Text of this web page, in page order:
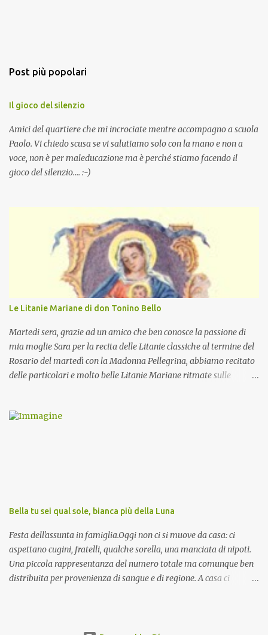
Post più popolari
Il gioco del silenzio
Amici del quartiere che mi incrociate mentre accompagno a scuola
Paolo. Vi chiedo scusa se vi salutiamo solo con la mano e non a
voce, non è per maleducazione ma è perché stiamo facendo il
gioco del silenzio.... :-)
Le Litanie Mariane di don Tonino Bello
Martedi sera, grazie ad un amico che ben conosce la passione di
mia moglie Sara per la recita delle Litanie classiche al termine del
Rosario del martedì con la Madonna Pellegrina, abbiamo recitato
delle particolari e molto belle Litanie Mariane ritmate sulle
preghiera.
Bella tu sei qual sole, bianca più della Luna
Festa dell'assunta in famiglia.Oggi non ci si muove da casa: ci
aspettano cugini, fratelli, qualche sorella, una manciata di nipoti.
Una piccola rappresentanza del numero totale ma comunque ben
distribuita per provenienza di sangue e di regione. A casa ci